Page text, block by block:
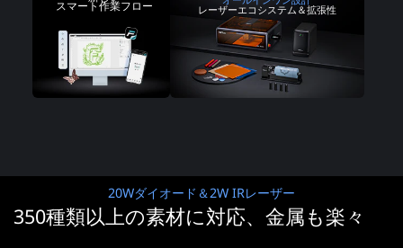
スマート作業フロー レーザーエコシステム＆拡張性
20Wダイオード＆2W IRレーザー
350種類以上の素材に対応、金属も楽々